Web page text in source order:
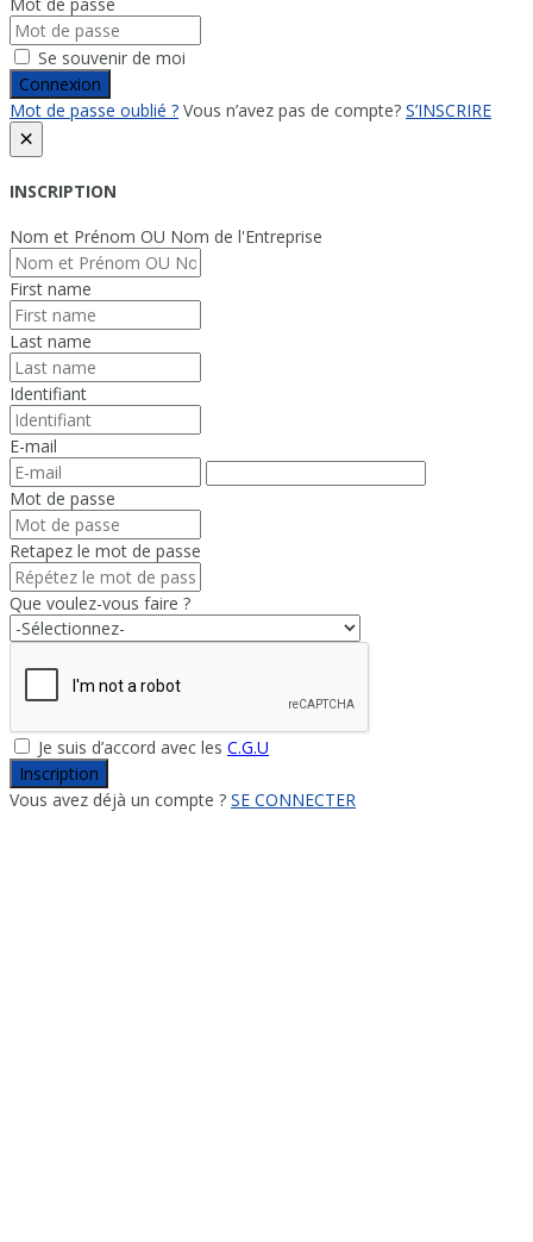
Se souvenir de moi
Connexion
Mot de passe oublié ? Vous n’avez pas de compte? S’INSCRIRE
×
INSCRIPTION
Nom et Prénom OU Nom de l'Entreprise
First name
Last name
Identifiant
E-mail
Mot de passe
Retapez le mot de passe
Que voulez-vous faire ?
Je suis d’accord avec les C.G.U
Inscription
Vous avez déjà un compte ? SE CONNECTER